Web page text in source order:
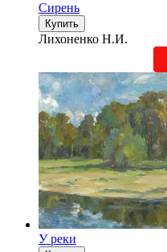
Сирень
Купить
Лихоненко Н.И.
У реки